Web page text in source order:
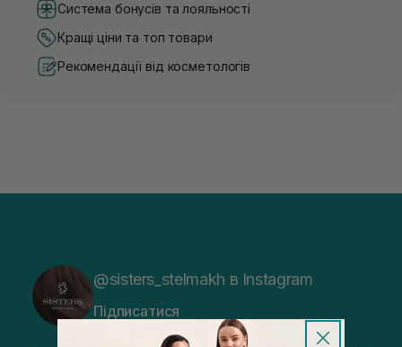
Система бонусів та лояльності
Кращі ціни та топ товари
Рекомендації від косметологів
@sisters_stelmakh в Instagram
Підписатися